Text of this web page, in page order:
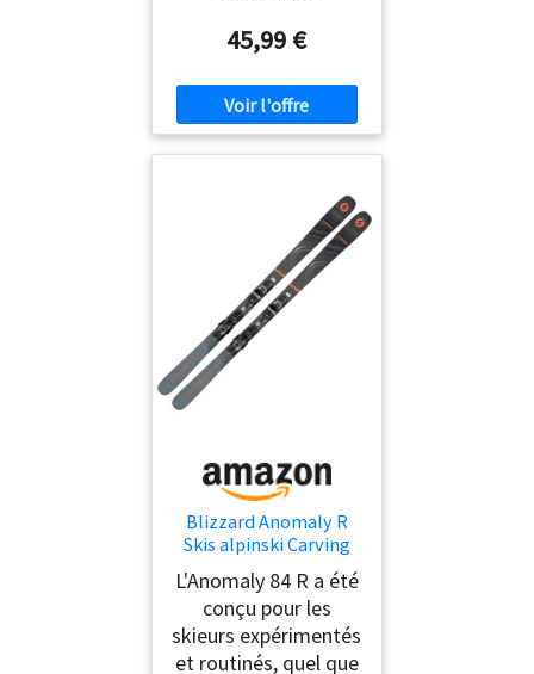
45,99 €
Blizzard Anomaly R
Skis alpinski Carving
Ski Freeride Rocker
Skis de carving – 176
cm – Avec fixation TPC
10 Demo Z3-10 – Pour
bons conducteurs et
L'Anomaly 84 R a été
conçu pour les
skieurs expérimentés
et routinés, quel que